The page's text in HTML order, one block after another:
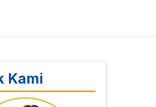
Kami